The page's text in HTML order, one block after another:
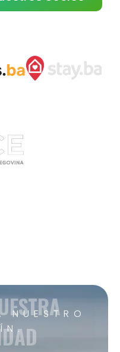
NUESTRO